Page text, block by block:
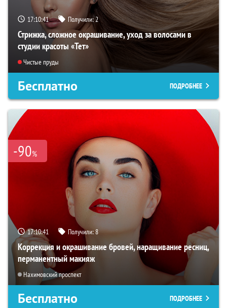
17:10:40 Получили:2
Стрижка, сложное окрашивание, уход за волосами в
студии красоты «Тет»
Чистые пруды
Бесплатно ПОДРОБНЕЕ
-90%
17:10:40 Получили:8
Коррекция и окрашивание бровей, наращивание ресниц,
перманентный макияж
Нахимовский проспект
Бесплатно ПОДРОБНЕЕ